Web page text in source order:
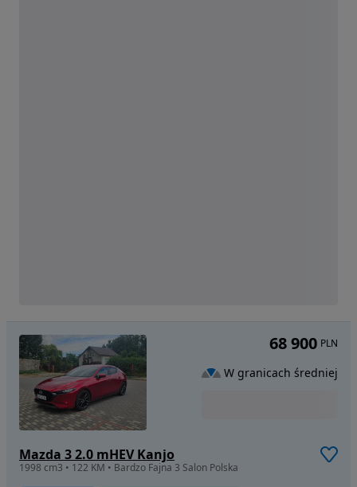
Mazda 3 2.0 mHEV Kanjo
1998 cm3 • 122 KM • Bardzo Fajna 3 Salon Polska
68 900 PLN
W granicach średniej